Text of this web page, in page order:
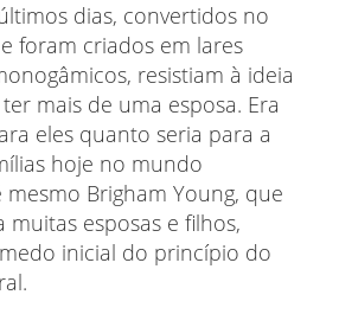
dias, convertidos no
foram criados em lares
resistiam à ideia
mais de uma esposa. Era
eles quanto seria para a
hoje no mundo
Brigham Young, que
muitas esposas e filhos,
inicial do princípio do